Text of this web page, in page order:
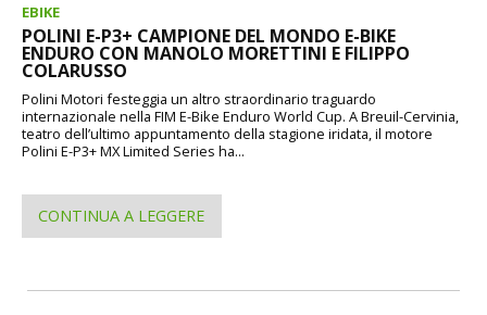
EBIKE
POLINI E-P3+ CAMPIONE DEL MONDO E-BIKE
ENDURO CON MANOLO MORETTINI E FILIPPO
COLARUSSO
Polini Motori festeggia un altro straordinario traguardo
internazionale nella FIM E-Bike Enduro World Cup. A Breuil-Cervinia,
teatro dell’ultimo appuntamento della stagione iridata, il motore
Polini E-P3+ MX Limited Series ha...
CONTINUA A LEGGERE